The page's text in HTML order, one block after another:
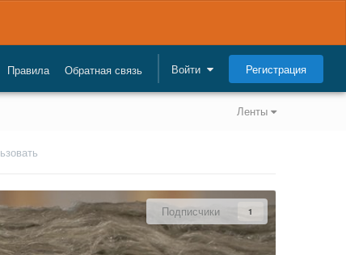
Правила Обратная связь Войти Регистрация
Ленты
Подписчики 1